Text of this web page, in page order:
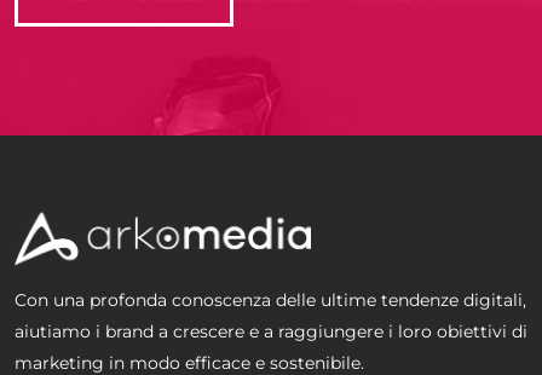
Con una profonda conoscenza delle ultime tendenze digitali,
aiutiamo i brand a crescere e a raggiungere i loro obiettivi di
marketing in modo efficace e sostenibile.